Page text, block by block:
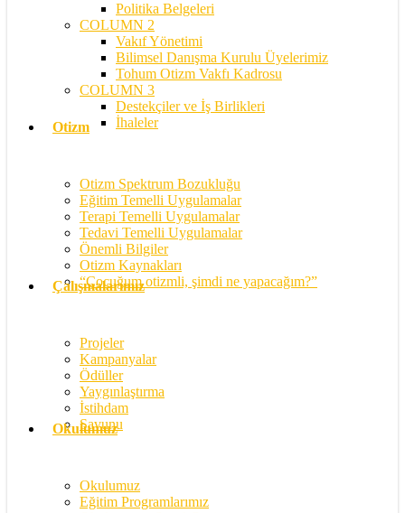
Politika Belgeleri
COLUMN 2
Vakıf Yönetimi
Bilimsel Danışma Kurulu Üyelerimiz
Tohum Otizm Vakfı Kadrosu
COLUMN 3
Destekçiler ve İş Birlikleri
İhaleler
Otizm
Otizm Spektrum Bozukluğu
Eğitim Temelli Uygulamalar
Terapi Temelli Uygulamalar
Tedavi Temelli Uygulamalar
Önemli Bilgiler
Otizm Kaynakları
“Çocuğum otizmli, şimdi ne yapacağım?”
Çalışmalarımız
Projeler
Kampanyalar
Ödüller
Yaygınlaştırma
İstihdam
Savunu
Okulumuz
Okulumuz
Eğitim Programlarımız